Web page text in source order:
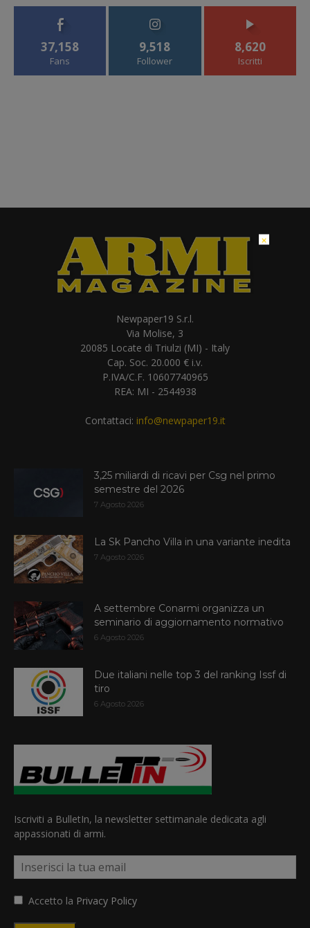
37,158
Fans
9,518
Follower
8,620
Iscritti
Newpaper19 S.r.l.
Via Molise, 3
20085 Locate di Triulzi (MI) - Italy
Cap. Soc. 20.000 € i.v.
P.IVA/C.F. 10607740965
REA: MI - 2544938
Contattaci: info@newpaper19.it
3,25 miliardi di ricavi per Csg nel primo
semestre del 2026
7 Agosto 2026
La Sk Pancho Villa in una variante inedita
7 Agosto 2026
A settembre Conarmi organizza un
seminario di aggiornamento normativo
6 Agosto 2026
Due italiani nelle top 3 del ranking Issf di
tiro
6 Agosto 2026
Iscriviti a BulletIn, la newsletter settimanale dedicata agli
appassionati di armi.
Accetto la Privacy Policy
×